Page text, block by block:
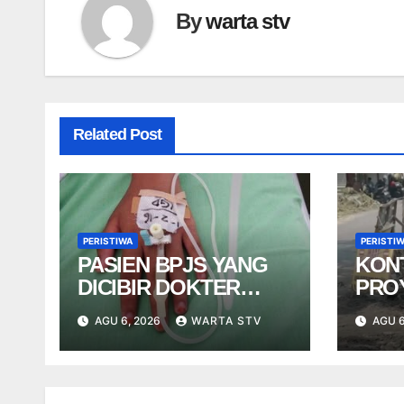
Bywarta stv
Related Post
PERISTIWA
PASIEN BPJS YANG
DICIBIR DOKTER
PPDS BUKAN PASIEN
RSUP DR. SARDJITO
AGU 6, 2026 WARTA STV AGU